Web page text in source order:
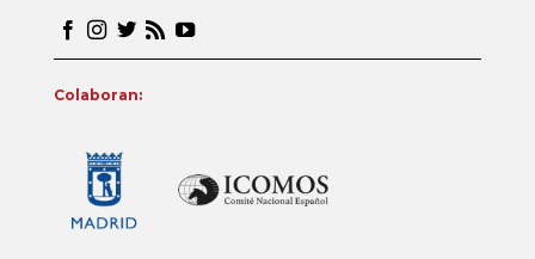
Colaboran: